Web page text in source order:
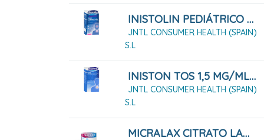
INISTOLIN PEDIÁTRICO TOS Y CONGESTIÓN 2 MG/ML + 6 MG/ML JARABE
JNTL CONSUMER HEALTH (SPAIN)
S.L
INISTON TOS 1,5 MG/ML JARABE 200 ML
JNTL CONSUMER HEALTH (SPAIN)
S.L
MICRALAX CITRATO LAURIL SULFATO 450MG/45 MG SOLUCIÓN RECTAL 4 MICROENEMAS